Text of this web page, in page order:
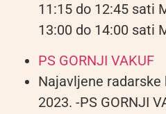
11:15 do 12:45 sati
13:00 do 14:00 sati
PS GORNJI VAKUF
Najavljene radarske
2023. -PS GORNJI